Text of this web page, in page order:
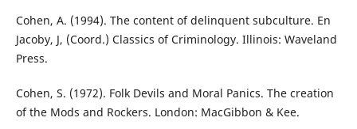
Cohen, A. (1994). The content of delinquent subculture. En
Jacoby, J, (Coord.) Classics of Criminology. Illinois: Waveland
Press.
Cohen, S. (1972). Folk Devils and Moral Panics. The creation
of the Mods and Rockers. London: MacGibbon & Kee.